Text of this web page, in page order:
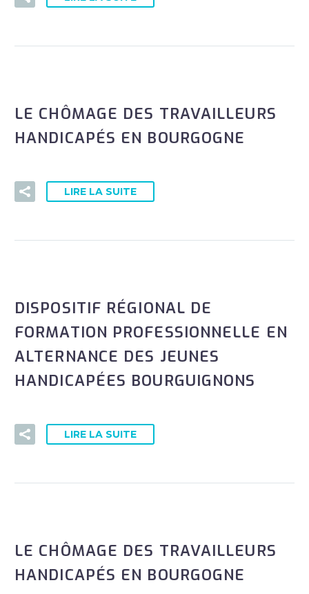
LE CHÔMAGE DES TRAVAILLEURS
HANDICAPÉS EN BOURGOGNE
LIRE LA SUITE
DISPOSITIF RÉGIONAL DE
FORMATION PROFESSIONNELLE EN
ALTERNANCE DES JEUNES
HANDICAPÉES BOURGUIGNONS
LIRE LA SUITE
LE CHÔMAGE DES TRAVAILLEURS
HANDICAPÉS EN BOURGOGNE